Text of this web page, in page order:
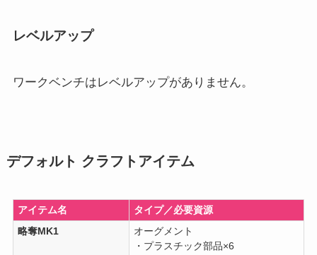
レベルアップ
ワークベンチはレベルアップがありません。
デフォルト クラフトアイテム
アイテム名
タイプ／必要資源
略奪MK1
オーグメント
・プラスチック部品×6